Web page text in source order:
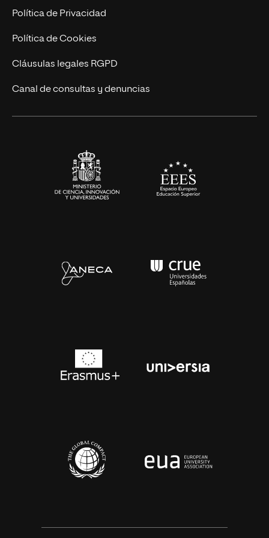
Postgrados
Cursos Universitarios
Trabaja en UNIR
Actualidad
UNIR Revista
Eventos
Política de Privacidad
Política de Cookies
Cláusulas legales RGPD
Canal de consultas y denuncias